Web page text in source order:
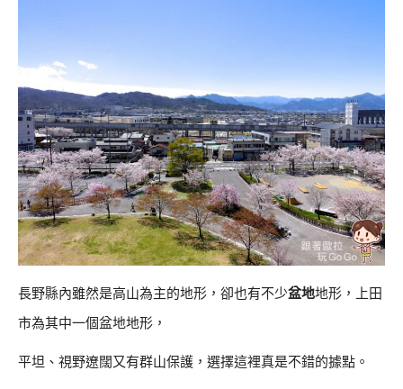
長野縣內雖然是高山為主的地形，卻也有不少盆地地形，上田
市為其中一個盆地地形，
平坦、視野遼闊又有群山保護，選擇這裡真是不錯的據點。